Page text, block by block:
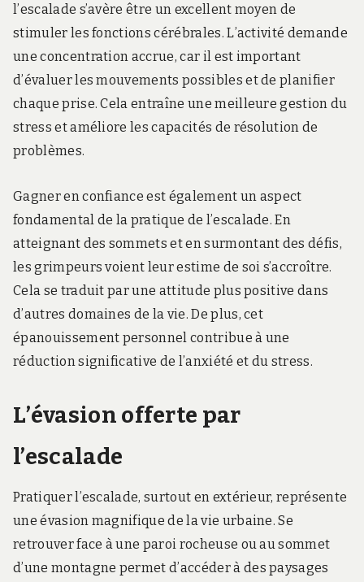
l’escalade s’avère être un excellent moyen de
stimuler les fonctions cérébrales. L’activité demande
une concentration accrue, car il est important
d’évaluer les mouvements possibles et de planifier
chaque prise. Cela entraîne une meilleure gestion du
stress et améliore les capacités de résolution de
problèmes.
Gagner en confiance est également un aspect
fondamental de la pratique de l’escalade. En
atteignant des sommets et en surmontant des défis,
les grimpeurs voient leur estime de soi s’accroître.
Cela se traduit par une attitude plus positive dans
d’autres domaines de la vie. De plus, cet
épanouissement personnel contribue à une
réduction significative de l’anxiété et du stress.
L’évasion offerte par
l’escalade
Pratiquer l’escalade, surtout en extérieur, représente
une évasion magnifique de la vie urbaine. Se
retrouver face à une paroi rocheuse ou au sommet
d’une montagne permet d’accéder à des paysages